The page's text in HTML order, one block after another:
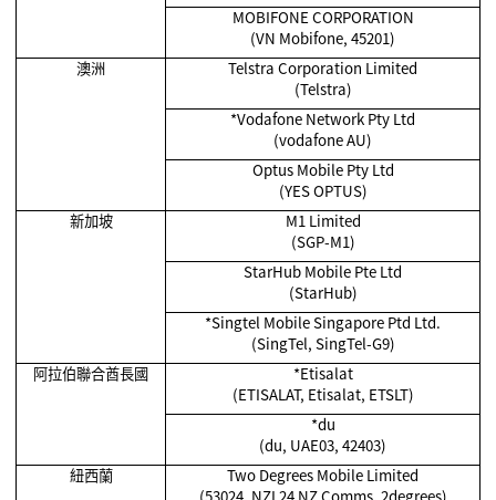
MOBIFONE CORPORATION
(VN Mobifone, 45201)
澳洲
Telstra Corporation Limited
(Telstra)
*Vodafone Network Pty Ltd
(vodafone AU)
Optus Mobile Pty Ltd
(YES OPTUS)
新加坡
M1 Limited
(SGP-M1)
StarHub Mobile Pte Ltd
(StarHub)
*Singtel Mobile Singapore Ptd Ltd.
(SingTel, SingTel-G9)
阿拉伯聯合酋長國
*Etisalat
(ETISALAT, Etisalat, ETSLT)
*du
(du, UAE03, 42403)
紐西蘭
Two Degrees Mobile Limited